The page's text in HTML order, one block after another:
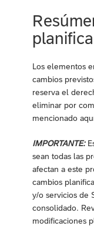
Los elementos
cambios
reserva el
eliminar por
mencionado
IMPORTANTE:
sean todas las
afectan a este
cambios
y/o servicios de
consolidado.
modificaciones